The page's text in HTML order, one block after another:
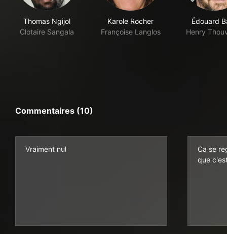
Thomas Ngijol
Clotaire Sangala
Karole Rocher
Françoise Langlos
Édouard
Henry
Commentaires (10)
Vraiment nul
Ca se
que